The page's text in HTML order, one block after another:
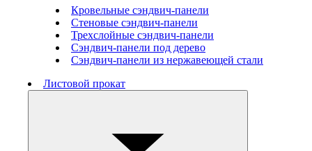
Кровельные сэндвич-панели
Стеновые cэндвич-панели
Трехслойные сэндвич-панели
Сэндвич-панели под дерево
Сэндвич-панели из нержавеющей стали
Листовой прокат